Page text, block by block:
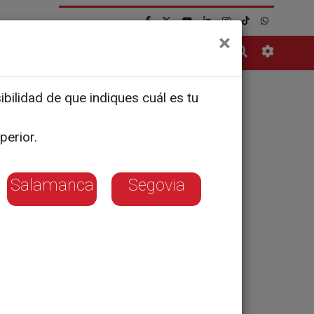
el
y
al
×
de que indiques cuál es tu
Salamanca Segovia